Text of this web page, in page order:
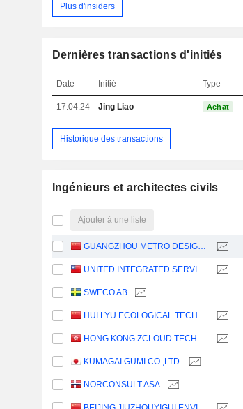
Plus d'insiders
Dernières transactions d'initiés
Date Initié Type
17.04.24 Jing Liao Achat
Historique des transactions
Ingénieurs et architectes civils
Ajouter à une liste
GUANGZHOU METRO DESIGN & RESEARCH INSTITUTE CO., LTD.
UNITED INTEGRATED SERVICES CO., LTD.
SWECO AB
HUI LYU ECOLOGICAL TECHNOLOGY GROUPS CO.,LTD.
HONG KONG ZCLOUD TECHNOLOGY CONSTRUCTION LIMITED
KUMAGAI GUMI CO.,LTD.
NORCONSULT ASA